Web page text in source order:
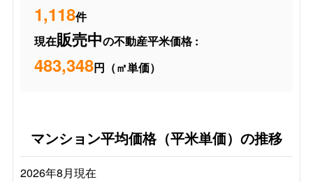
1,118件
現在販売中の不動産平米価格 :
483,348円（㎡単価）
マンション平均価格（平米単価）の推移
2026年8月現在